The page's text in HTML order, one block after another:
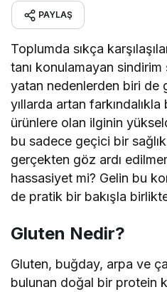
PAYLAŞ
Toplumda sıkça
tanı konulamayan
yatan nedenlerden biri de
yıllarda artan
ürünlere olan ilginin
bu sadece geçici bir
gerçekten göz ardı
hassasiyet mi? Gelin bu
de pratik bir bakışla
Gluten Nedir?
Gluten, buğday, arpa ve
bulunan doğal bir protein